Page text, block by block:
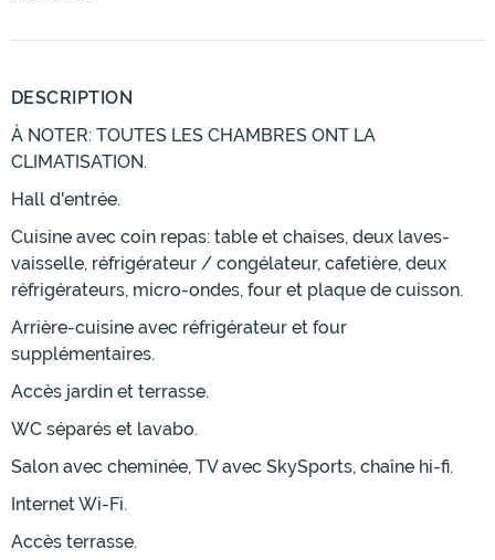
DESCRIPTION
À NOTER: TOUTES LES CHAMBRES ONT LA
CLIMATISATION.
Hall d'entrée.
Cuisine avec coin repas: table et chaises, deux laves-
vaisselle, réfrigérateur / congélateur, cafetière, deux
réfrigérateurs, micro-ondes, four et plaque de cuisson.
Arrière-cuisine avec réfrigérateur et four
supplémentaires.
Accès jardin et terrasse.
WC séparés et lavabo.
Salon avec cheminée, TV avec SkySports, chaîne hi-fi.
Internet Wi-Fi.
Accès terrasse.